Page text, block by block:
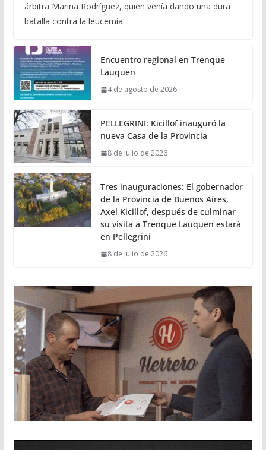
árbitra Marina Rodríguez, quien venía dando una dura
batalla contra la leucemia.
Encuentro regional en Trenque
Lauquen
4 de agosto de 2026
PELLEGRINI: Kicillof inauguró la
nueva Casa de la Provincia
8 de julio de 2026
Tres inauguraciones: El gobernador
de la Provincia de Buenos Aires,
Axel Kicillof, después de culminar
su visita a Trenque Lauquen estará
en Pellegrini
8 de julio de 2026